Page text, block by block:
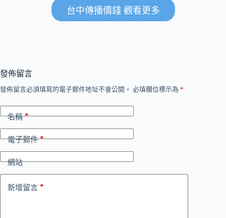
台中傳播價錢 觀看更多
發佈留言
發佈留言必須填寫的電子郵件地址不會公開。 必填欄位標示為 *
名稱*
電子郵件*
網站
新增留言 *